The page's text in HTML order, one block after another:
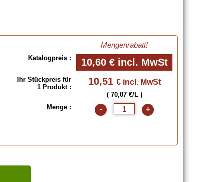
Mengenrabatt!
Katalogpreis : 10,60 € incl. MwSt
Ihr Stückpreis für
1 Produkt :
10,51 € incl. MwSt
( 70,07 €/L )
Menge :
- +